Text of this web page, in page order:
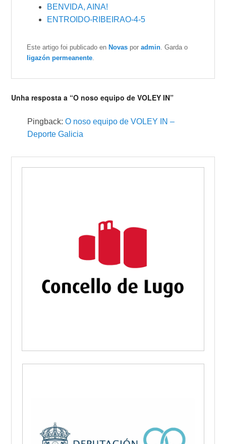
BENVIDA, AINA!
ENTROIDO-RIBEIRAO-4-5
Este artigo foi publicado en Novas poradmin. Garda o
ligazón permeanente.
Unha resposta a “O noso equipo de VOLEY IN”
Pingback:O noso equipo de VOLEY IN –
Deporte Galicia